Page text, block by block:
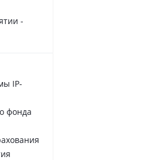
-
IP-
фонда